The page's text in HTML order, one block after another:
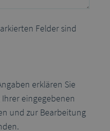
Felder sind
erklären Sie
eingegebenen
und zur Bearbeitung